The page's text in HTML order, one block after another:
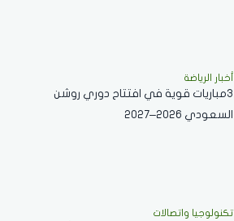
أخبار الرياضة
3مباريات قوية في افتتاح دوري روشن
السعودي 2026–2027
تكنولوجيا واتصالات